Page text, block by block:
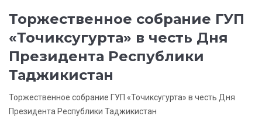
Торжественное собрание ГУП
«Точиксугурта» в честь Дня
Президента Республики
Таджикистан
Торжественное собрание ГУП «Точиксугурта» в честь Дня
Президента Республики Таджикистан